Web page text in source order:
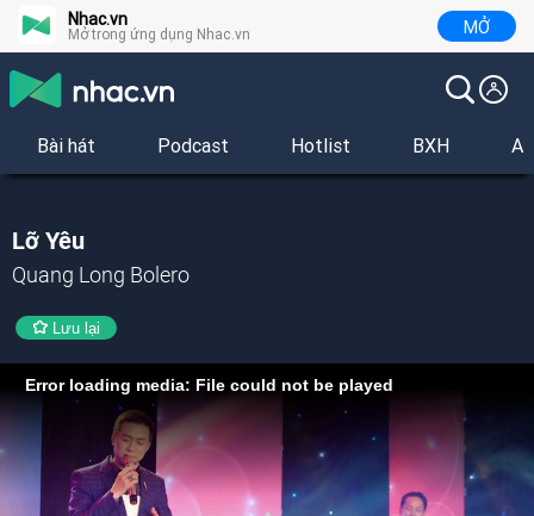
Nhac.vn
Mở trong ứng dụng Nhac.vn MỞ
Bài hát Podcast Hotlist BXH
Lỡ Yêu
Quang Long Bolero
Lưu lại
Error loading media: File could not be played